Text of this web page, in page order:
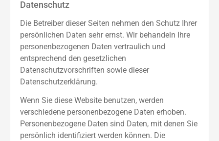
Datenschutz
Die Betreiber dieser Seiten nehmen den Schutz Ihrer
persönlichen Daten sehr ernst. Wir behandeln Ihre
personenbezogenen Daten vertraulich und
entsprechend den gesetzlichen
Datenschutzvorschriften sowie dieser
Datenschutzerklärung.
Wenn Sie diese Website benutzen, werden
verschiedene personenbezogene Daten erhoben.
Personenbezogene Daten sind Daten, mit denen Sie
persönlich identifiziert werden können. Die